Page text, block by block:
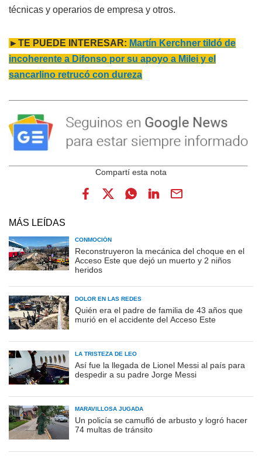
técnicas y operarios de empresa y otros.
►TE PUEDE INTERESAR: Martín Kerchner tildó de
incoherente a Difonso por su apoyo a Milei y el
sancarlino retrucó con dureza
MÁS LEÍDAS
CONMOCIÓN
Reconstruyeron la mecánica del choque en el
Acceso Este que dejó un muerto y 2 niños
heridos
DOLOR EN LAS REDES
Quién era el padre de familia de 43 años que
murió en el accidente del Acceso Este
LA TRISTEZA DE LEO
Así fue la llegada de Lionel Messi al país para
despedir a su padre Jorge Messi
MARAVILLOSA JUGADA
Un policía se camufló de arbusto y logró hacer
74 multas de tránsito